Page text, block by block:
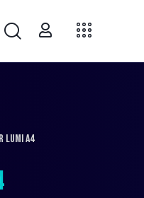
Lumi A4